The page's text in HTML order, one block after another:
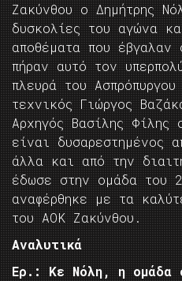
Ζακύνθου ο Δημήτρης
δυσκολίες του αγώνα
αποθέματα που έβγαλαν
πήραν αυτό τον
πλευρά του
τεχνικός Γιώργος
Αρχηγός Βασίλης Φίλης
είναι δυσαρεστημένος
άλλα και από την
έδωσε στην ομάδα του
αναφέρθηκε με τα
του ΑΟΚ Ζακύνθου.
Αναλυτικά
Ερ.: Κε Νόλη, η ομάδα